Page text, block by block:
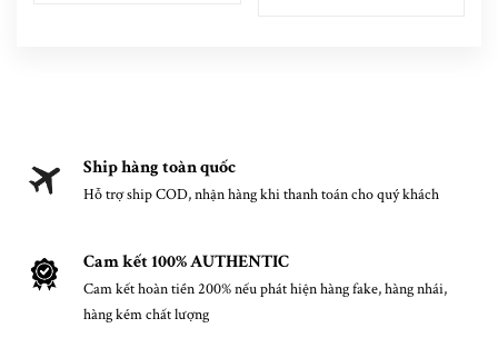
Ship hàng toàn quốc
Hỗ trợ ship COD, nhận hàng khi thanh toán cho quý khách
Cam kết 100% AUTHENTIC
Cam kết hoàn tiền 200% nếu phát hiện hàng fake, hàng nhái,
hàng kém chất lượng